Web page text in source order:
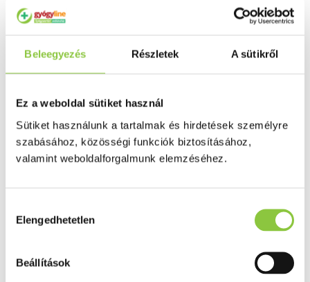
Beleegyezés Részletek A sütikről
Ez a weboldal sütiket használ
Sütiket használunk a tartalmak és hirdetések személyre
szabásához, közösségi funkciók biztosításához,
valamint weboldalforgalmunk elemzéséhez.
kiválasztása
Elengedhetetlen
Beállítások
Emésztést elősegítő
Fül
Női problémák
Betétek, tamponok
Klimax
Terhességi tesztek
Férfi problémák